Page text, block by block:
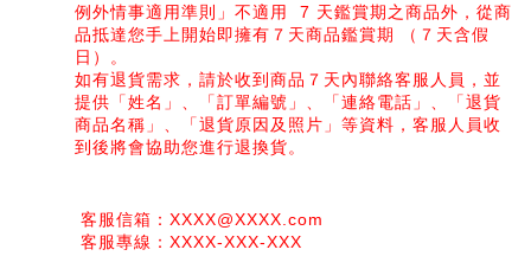
例外情事適用準則」不適用  7 天鑑賞期之商品外，從商
品抵達您手上開始即擁有７天商品鑑賞期 （７天含假
日）。
如有退貨需求，請於收到商品７天內聯絡客服人員，並
提供「姓名」、「訂單編號」、「連絡電話」、「退貨
商品名稱」、「退貨原因及照片」等資料，客服人員收
到後將會協助您進行退換貨。
客服信箱：XXXX@XXXX.com
客服專線：XXXX-XXX-XXX